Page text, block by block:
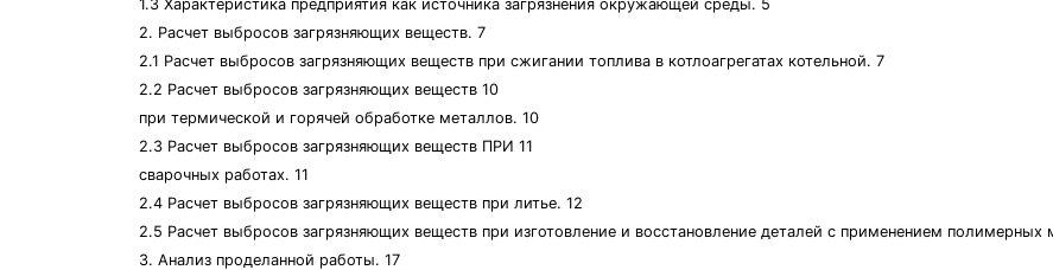
1.3 Характеристика предприятия как источника загрязнения окружающей среды. 5
2. Расчет выбросов загрязняющих веществ. 7
2.1 Расчет выбросов загрязняющих веществ при сжигании топлива в котлоагрегатах котельной. 7
2.2 Расчет выбросов загрязняющих веществ 10
при термической и горячей обработке металлов. 10
2.3 Расчет выбросов загрязняющих веществ ПРИ 11
сварочных работах. 11
2.4 Расчет выбросов загрязняющих веществ при литье. 12
2.5 Расчет выбросов загрязняющих веществ при изготовление и восстановление деталей с применением полимерных
3. Анализ проделанной работы. 17